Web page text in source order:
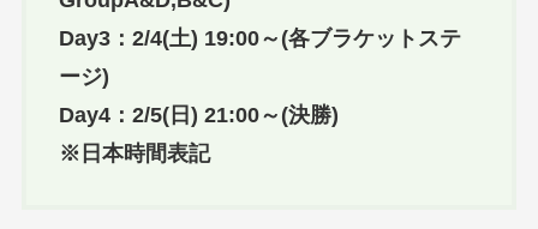
Day3：2/4(土) 19:00～(各ブラケットステ
ージ)
Day4：2/5(日) 21:00～(決勝)
※日本時間表記